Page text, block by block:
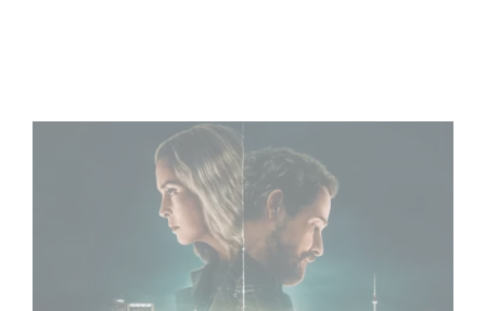
Unfamiliar è al n. 1 nella Top 10 di Netflix delle serie non in